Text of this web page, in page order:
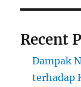
Recent
Dampak
terhadap